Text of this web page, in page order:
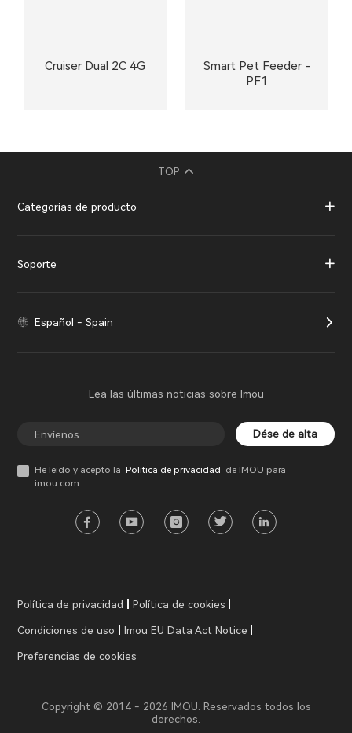
Cruiser Dual 2C 4G
Smart Pet Feeder -
PF1
TOP
Categorías de producto
Soporte
Español - Spain
Lea las últimas noticias sobre Imou
Dése de alta
He leído y acepto la Política de privacidad de IMOU para
imou.com.
Política de privacidad Política de cookies
Condiciones de uso Imou EU Data Act Notice
Preferencias de cookies
Copyright © 2014 - 2026 IMOU. Reservados todos los
derechos.